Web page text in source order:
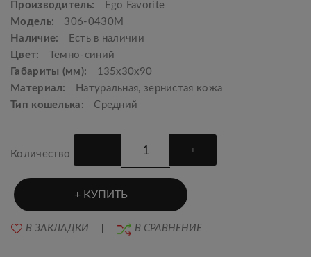
Производитель:
Ego Favorite
Модель:
306-0430М
Наличие:
Есть в наличии
Цвет:
Темно-синий
Габариты (мм):
135х30х90
Материал:
Натуральная, зернистая кожа
Тип кошелька:
Средний
Количество
КУПИТЬ
В ЗАКЛАДКИ В СРАВНЕНИЕ